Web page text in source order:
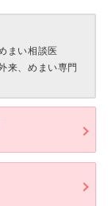
まい相談医
来、めまい専門